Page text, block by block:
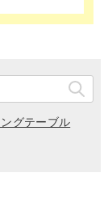
グテーブル